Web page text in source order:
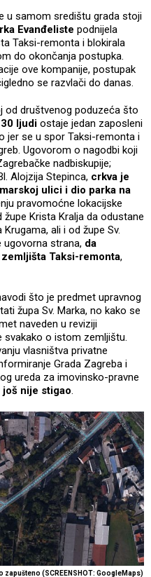
u samom središtu grada stoji
Evanđeliste podnijela
Taksi-remonta i blokirala
do okončanja postupka.
ove kompanije, postupak
se razvlači do danas.
od društvenog poduzeća što
ljudi ostaje jedan zaposleni
jer se u spor Taksi-remonta i
Ugovorom o nagodbi koji
nadbiskupije;
Alojzija Stepinca, crkva je
ulici i dio parka na
pravomoćne lokacijske
Krista Kralja da odustane
ali i od župe Sv.
ugovorna strana, da
Taksi-remonta,
što je predmet upravnog
župa Sv. Marka, no kako se
naveden u reviziji
svakako o istom zemljištu.
vlasništva privatne
Grada Zagreba i
ureda za imovinsko-pravne
još nije stigao.
(SCREENSHOT: GoogleMaps)